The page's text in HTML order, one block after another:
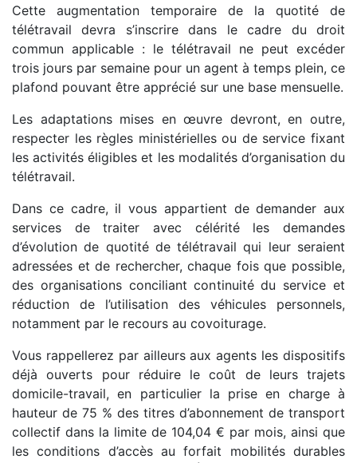
Cette augmentation temporaire de la quotité de
télétravail devra s’inscrire dans le cadre du droit
commun applicable : le télétravail ne peut excéder
trois jours par semaine pour un agent à temps plein, ce
plafond pouvant être apprécié sur une base mensuelle.
Les adaptations mises en œuvre devront, en outre,
respecter les règles ministérielles ou de service fixant
les activités éligibles et les modalités d’organisation du
télétravail.
Dans ce cadre, il vous appartient de demander aux
services de traiter avec célérité les demandes
d’évolution de quotité de télétravail qui leur seraient
adressées et de rechercher, chaque fois que possible,
des organisations conciliant continuité du service et
réduction de l’utilisation des véhicules personnels,
notamment par le recours au covoiturage.
Vous rappellerez par ailleurs aux agents les dispositifs
déjà ouverts pour réduire le coût de leurs trajets
domicile-travail, en particulier la prise en charge à
hauteur de 75 % des titres d’abonnement de transport
collectif dans la limite de 104,04 € par mois, ainsi que
les conditions d’accès au forfait mobilités durables